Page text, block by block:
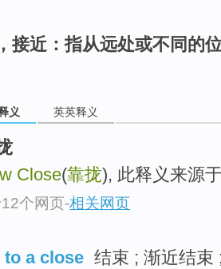
接近：指从远处或不同的
义 英英释义
Close(靠拢), 此释义来源
个网页-相关网页
to a close 结束 ; 渐近结束